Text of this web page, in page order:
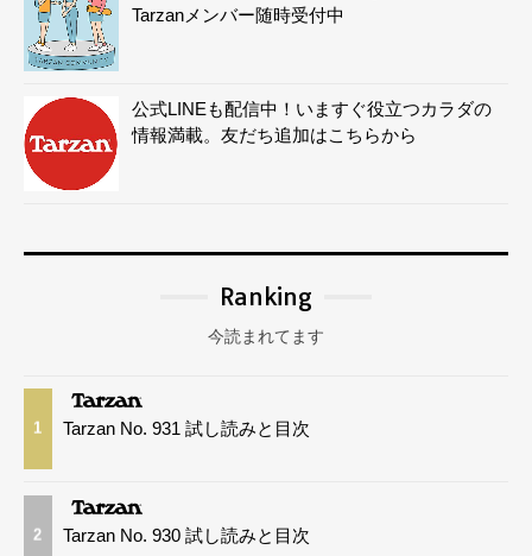
Tarzanメンバー随時受付中
公式LINEも配信中！いますぐ役立つカラダの
情報満載。友だち追加はこちらから
Ranking
今読まれてます
1 Tarzan No. 931 試し読みと目次
2 Tarzan No. 930 試し読みと目次